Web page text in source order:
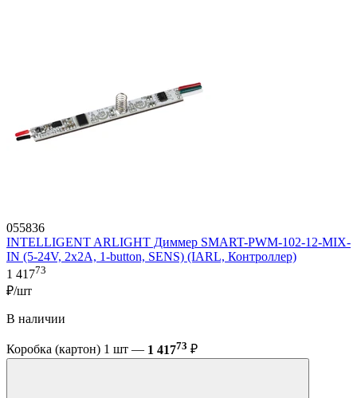
055836
INTELLIGENT ARLIGHT Диммер SMART-PWM-102-12-MIX-
IN (5-24V, 2x2A, 1-button, SENS) (IARL, Контроллер)
1 41773
₽/шт
В наличии
Коробка (картон) 1 шт — 1 41773 ₽